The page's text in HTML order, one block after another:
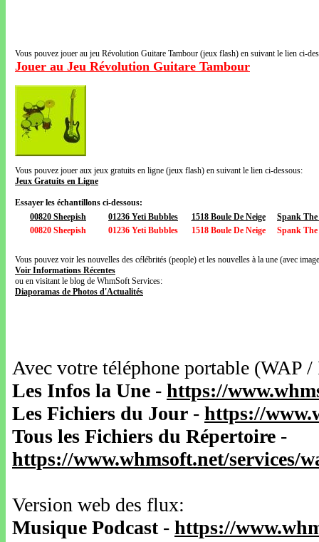
Vous pouvez jouer au jeu Révolution Guitare Tambour (jeux flash) en suivant le lien ci-
Jouer au Jeu Révolution Guitare Tambour
Vous pouvez jouer aux jeux gratuits en ligne (jeux flash) en suivant le lien ci-dessous:
Jeux Gratuits en Ligne
Essayer les échantillons ci-dessous:
00820 Sheepish
01236 Yeti Bubbles 1518 Boule De Neige
Spank
00820 Sheepish
01236 Yeti Bubbles 1518 Boule De Neige Spank
Vous pouvez voir les nouvelles des célébrités (people) et les nouvelles à la une (avec
Voir Informations Récentes
ou en visitant le blog de WhmSoft Services:
Diaporamas de Photos d'Actualités
Avec votre téléphone portable
Les Infos la Une - https://
Les Fichiers du Jour - https://
Tous les Fichiers du Répertoire -
https://www.whmsoft.net/services/
Version web des flux:
Musique Podcast- https://